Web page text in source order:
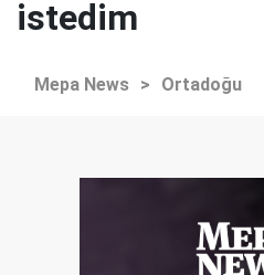
istedim
Mepa News > Ortadoğu